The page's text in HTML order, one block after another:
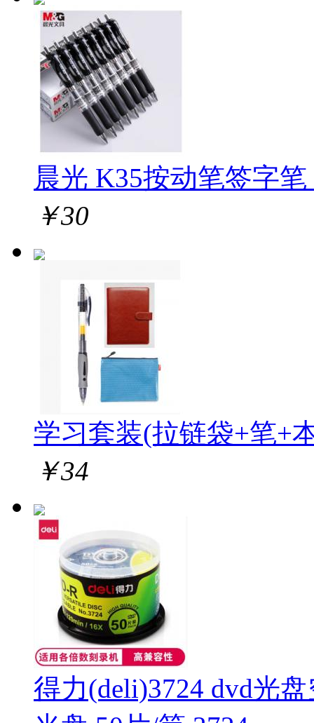
晨光 K35按动笔签字
￥30
学习套装(拉链袋+笔+
￥34
得力(deli)3724 dvd光